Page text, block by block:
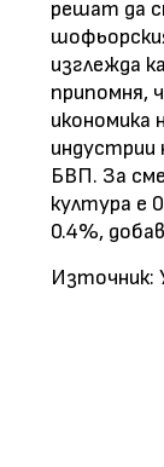
решат да
изглежда
припомня,
икономика
индустрии
БВП. За
култура е
0.4%,
Източник: